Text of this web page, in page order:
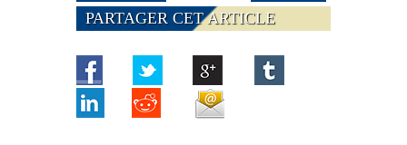
PARTAGER CET ARTICLE